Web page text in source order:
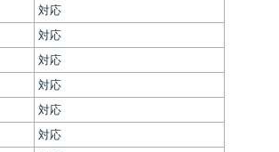
対応
対応
対応
対応
対応
対応